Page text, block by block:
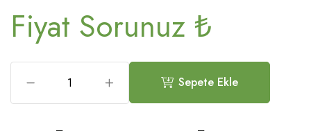
Fiyat Sorunuz ₺
Sepete Ekle